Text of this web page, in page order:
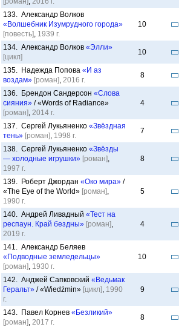
133. Александр Волков
«Волшебник Изумрудного города»
[повесть], 1939 г.
10
134. Александр Волков «Элли»
[цикл]
10
135. Надежда Попова «И аз
воздам» [роман], 2016 г.
8
136. Брендон Сандерсон «Слова
сияния» / «Words of Radiance»
[роман], 2014 г.
4
137. Сергей Лукьяненко «Звёздная
тень» [роман], 1998 г.
7
138. Сергей Лукьяненко «Звёзды
— холодные игрушки» [роман],
1997 г.
8
139. Роберт Джордан «Око мира» /
«The Eye of the World» [роман],
1990 г.
5
140. Андрей Ливадный «Тест на
респаун. Край бездны» [роман],
2019 г.
4
141. Александр Беляев
«Подводные земледельцы»
[роман], 1930 г.
10
142. Анджей Сапковский «Ведьмак
Геральт» / «Wiedźmin» [цикл], 1990
г.
9
143. Павел Корнев «Безликий»
[роман], 2017 г.
8